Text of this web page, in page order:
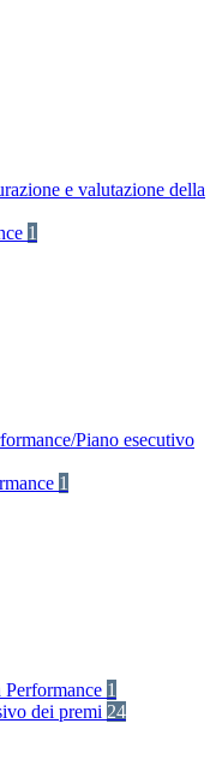
e valutazione della
1
Piano esecutivo
1
1
dei premi 24